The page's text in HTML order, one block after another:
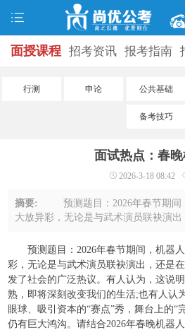
面授课程 招考资讯 报考指南
打准考证 成绩查询 面试公告
考试题库 模拟
行测 申论 公共基础
备考技巧
面试热点：春
2026-3-18 08:42
摘要:
预测题目：2026年春节期间
大放异彩，无论是与武术演员联袂演
能技术已经成熟，即将深刻改变我们的
预测题目：2026年春节期间，机器人
彩，无论是与武术演员联袂演出，还是
发了社会的广泛热议。有人认为，这说
熟，即将深刻改变我们的生活;也有人认
眼球、吸引资本的“赛点”秀，舞台上的“
仍有巨大鸿沟。请结合2026年春晚机器